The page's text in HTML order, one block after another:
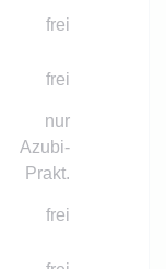
frei
frei
nur
Azubi-
Prakt.
frei